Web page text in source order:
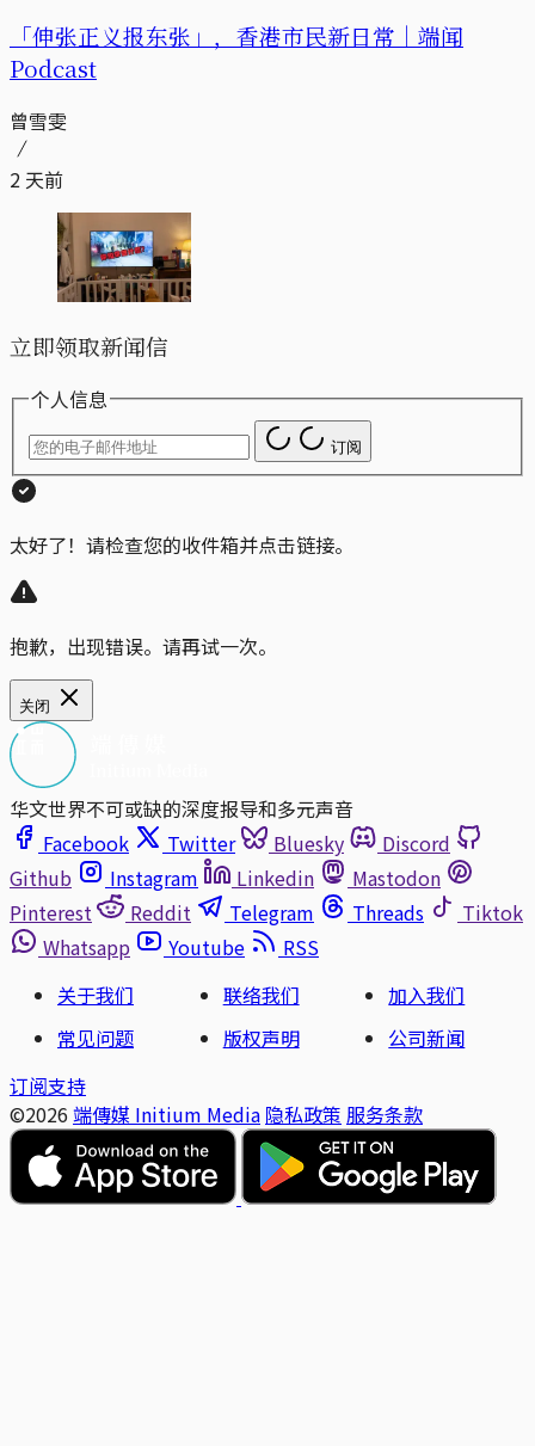
「伸张正义报东张」，香港市民新日常｜端闻
Podcast
曾雪雯
2 天前
立即领取新闻信
个人信息
订阅
太好了！请检查您的收件箱并点击链接。
抱歉，出现错误。请再试一次。
关闭
华文世界不可或缺的深度报导和多元声音
Facebook
Twitter Bluesky
Discord
Github
Instagram Linkedin
Mastodon
Pinterest
Reddit Telegram Threads
Tiktok
Whatsapp
Youtube
RSS
关于我们
联络我们
加入我们
常见问题
版权声明
公司新闻
订阅支持
©2026 端傳媒 Initium Media 隐私政策 服务条款